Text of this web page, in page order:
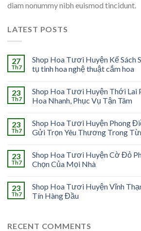
diam nonummy nibh euismod tincidunt.
LATEST POSTS
27
Th7
Shop Hoa Tươi Huyện Kế Sách
tụ tinh hoa nghệ thuật cắm hoa
23
Th7
Shop Hoa Tươi Huyện Thới Lai
Hoa Nhanh, Phục Vụ Tận Tâm
23
Th7
Shop Hoa Tươi Huyện Phong
Gửi Trọn Yêu Thương Trong
23
Th7
Shop Hoa Tươi Huyện Cờ Đỏ
Chọn Của Mọi Nhà
23
Th7
Shop Hoa Tươi Huyện Vĩnh
Tín Hàng Đầu
RECENT COMMENTS